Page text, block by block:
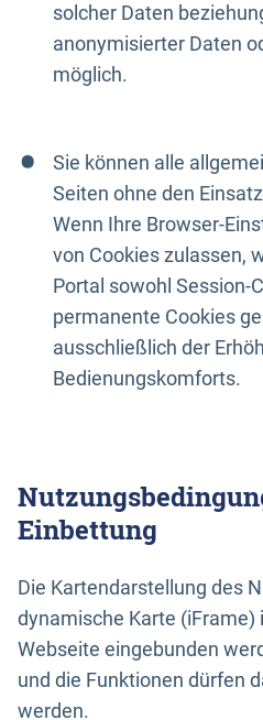
solcher Daten
anonymisierter Daten
möglich.
Sie können alle
Seiten ohne den
Wenn Ihre Browser-
von Cookies zulassen,
Portal sowohl Session-
permanente Cookies
ausschließlich der
Bedienungskomforts.
Einbettung
Die Kartendarstellung des
dynamische Karte (iFrame)
Webseite eingebunden
und die Funktionen dürfen
werden.